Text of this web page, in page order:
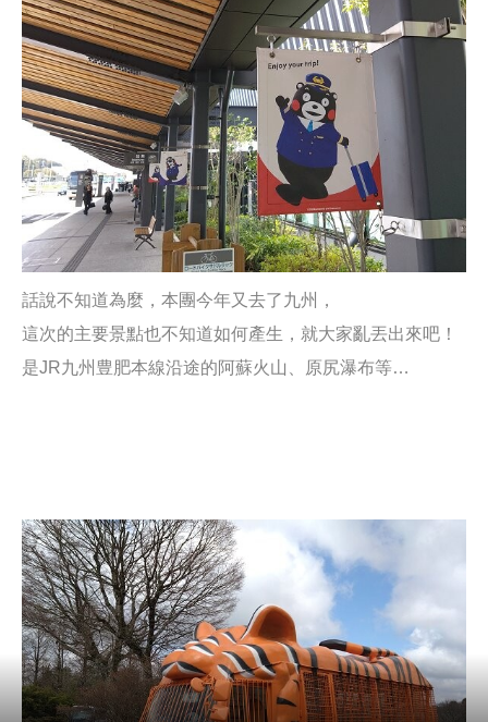
話說不知道為麼，本團今年又去了九州，
這次的主要景點也不知道如何產生，就大家亂丟出來吧！
是JR九州豊肥本線沿途的阿蘇火山、原尻瀑布等…